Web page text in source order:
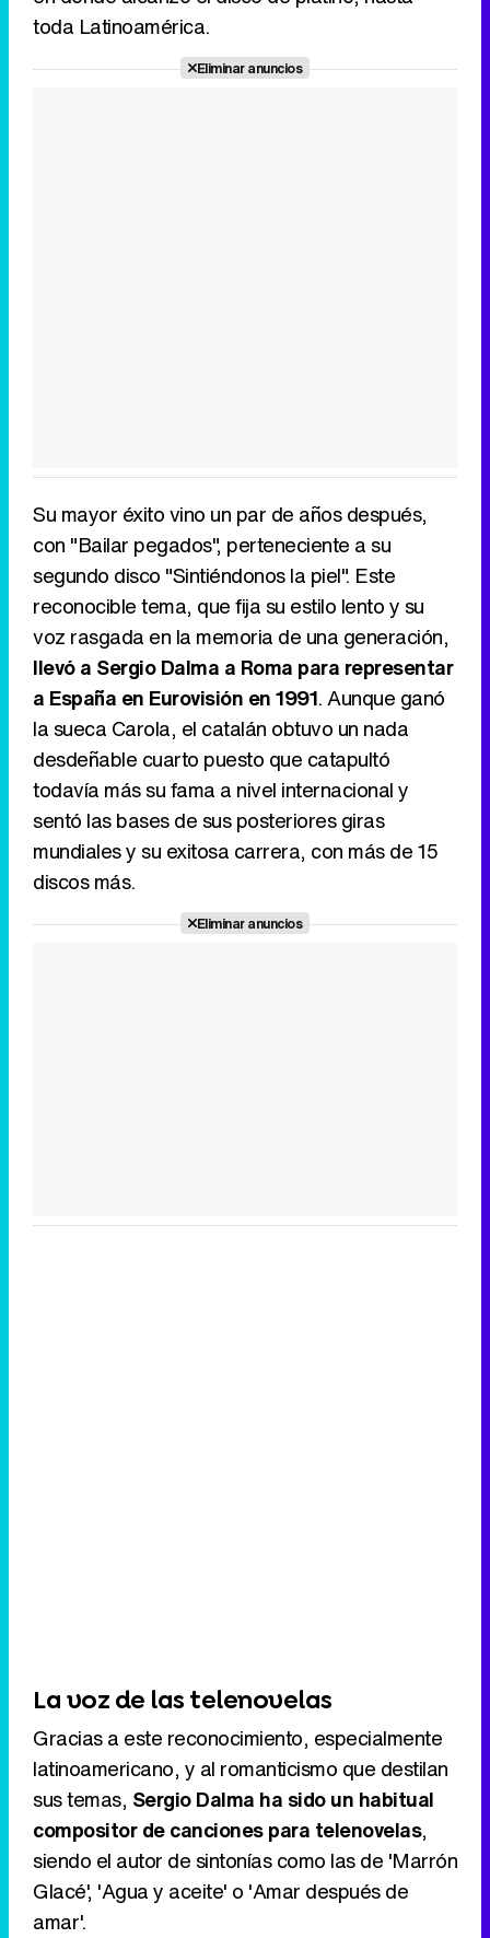
toda Latinoamérica.
Eliminar anuncios
Su mayor éxito vino un par de años después,
con "Bailar pegados", perteneciente a su
segundo disco "Sintiéndonos la piel". Este
reconocible tema, que fija su estilo lento y su
voz rasgada en la memoria de una generación,
llevó a Sergio Dalma a Roma para representar
a España en Eurovisión en 1991. Aunque ganó
la sueca Carola, el catalán obtuvo un nada
desdeñable cuarto puesto que catapultó
todavía más su fama a nivel internacional y
sentó las bases de sus posteriores giras
mundiales y su exitosa carrera, con más de 15
discos más.
Eliminar anuncios
La voz de las telenovelas
Gracias a este reconocimiento, especialmente
latinoamericano, y al romanticismo que destilan
sus temas, Sergio Dalma ha sido un habitual
compositor de canciones para telenovelas,
siendo el autor de sintonías como las de 'Marrón
Glacé', 'Agua y aceite' o 'Amar después de
amar'.